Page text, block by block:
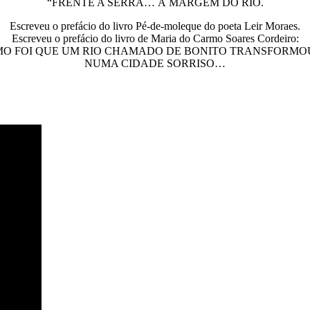
“FRENTE A SERRA… À MARGEM DO RIO.
Escreveu o prefácio do livro Pé-de-moleque do poeta Leir Moraes.
Escreveu o prefácio do livro de Maria do Carmo Soares Cordeiro:
FOI QUE UM RIO CHAMADO DE BONITO
NUMA CIDADE SORRISO…